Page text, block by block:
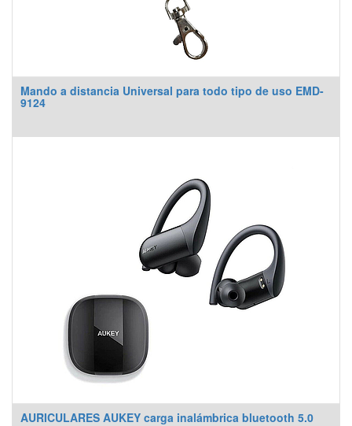
Mando a distancia Universal para todo tipo de uso EMD-
9124
AURICULARES AUKEY carga inalámbrica bluetooth 5.0